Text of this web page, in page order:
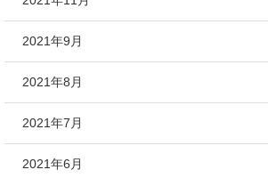
2021年9月
2021年8月
2021年7月
2021年6月